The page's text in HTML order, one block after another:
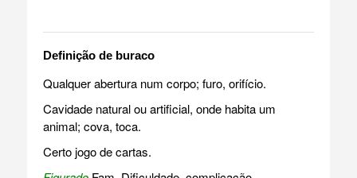
Definição de buraco
Qualquer abertura num corpo; furo, orifício.
Cavidade natural ou artificial, onde habita um
animal; cova, toca.
Certo jogo de cartas.